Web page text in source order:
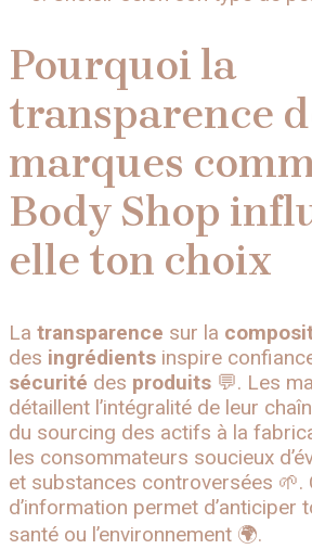
Pourquoi la
transparence
marques
Body Shop
elle ton choix
La transparence sur la
des ingrédients inspire
sécurité des produits 💬. Les
détaillent l’intégralité de leur
du sourcing des actifs à la
les consommateurs soucieux
et substances controversées 🌱.
d’information permet d’anticiper
santé ou l’environnement 🌍.